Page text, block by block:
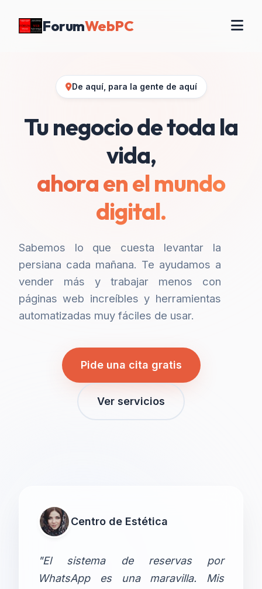
ForumWebPC
De aquí, para la gente de aquí
Tu negocio de toda la
vida,
ahora en el mundo
digital.
Sabemos lo que cuesta levantar la
persiana cada mañana. Te ayudamos a
vender más y trabajar menos con
páginas web increíbles y herramientas
automatizadas muy fáciles de usar.
Pide una cita gratis
Ver servicios
Centro de Estética
"El sistema de reservas por
WhatsApp es una maravilla. Mis